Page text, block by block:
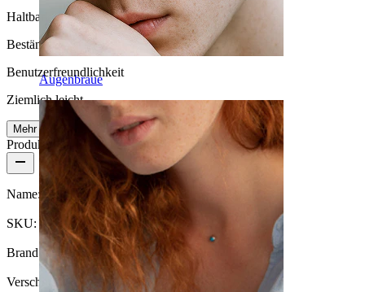
Augenbraue
Haltbarkeit
Beständig
Benutzerfreundlichkeit
Ziemlich leicht
Mehr lesen
Produktdetails
Name: Mond-Labret mit Sternrückseite aus Titan
SKU:Labret-187
Brand:Bodymod Trend
Verschlusstyp: Push-In